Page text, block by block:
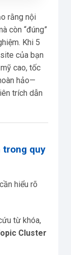
rằng nội
còn “đúng”
Khi 5
của bạn
cao, tốc
hảo—
trích dẫn
trong quy
hiểu rõ
từ khóa,
Cluster